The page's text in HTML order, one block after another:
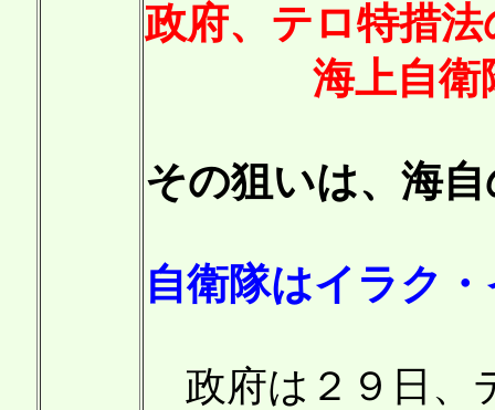
政府、テロ特措
海上自衛隊の
その狙いは、海
自衛隊はイラク
政府は２９日、